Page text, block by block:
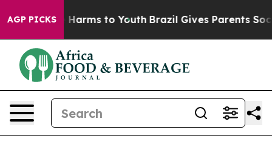
AGP PICKS
to Abate Harms to Youth Brazil Gives Parents Social